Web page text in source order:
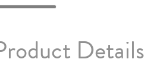
Details